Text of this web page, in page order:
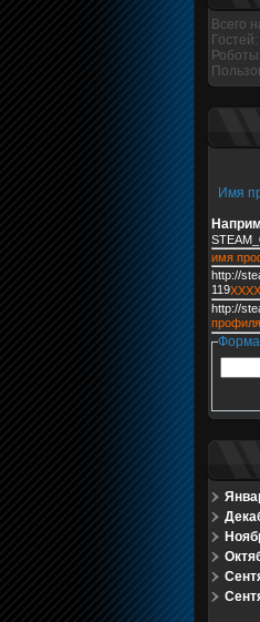
Всего
Гостей:
Роботы:
Имя
имя
http://
119
http://
профиля
Форма